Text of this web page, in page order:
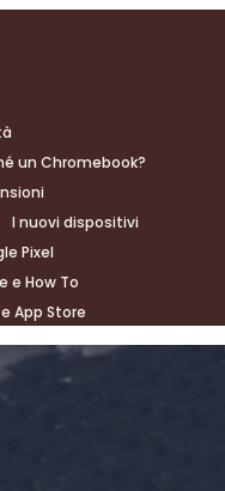
un Chromebook?
I nuovi dispositivi
Pixel
e How To
App Store